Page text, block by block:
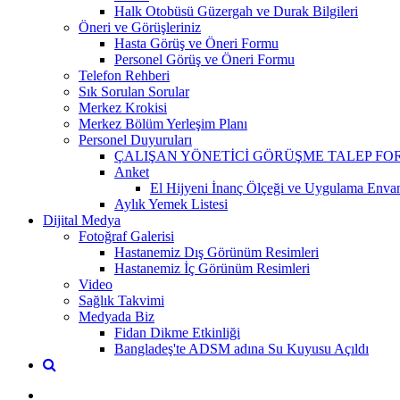
Halk Otobüsü Güzergah ve Durak Bilgileri
Öneri ve Görüşleriniz
Hasta Görüş ve Öneri Formu
Personel Görüş ve Öneri Formu
Telefon Rehberi
Sık Sorulan Sorular
Merkez Krokisi
Merkez Bölüm Yerleşim Planı
Personel Duyuruları
ÇALIŞAN YÖNETİCİ GÖRÜŞME TALEP
Anket
El Hijyeni İnanç Ölçeği ve Uygulama
Aylık Yemek Listesi
Dijital Medya
Fotoğraf Galerisi
Hastanemiz Dış Görünüm Resimleri
Hastanemiz İç Görünüm Resimleri
Video
Sağlık Takvimi
Medyada Biz
Fidan Dikme Etkinliği
Bangladeş'te ADSM adına Su Kuyusu Açıldı